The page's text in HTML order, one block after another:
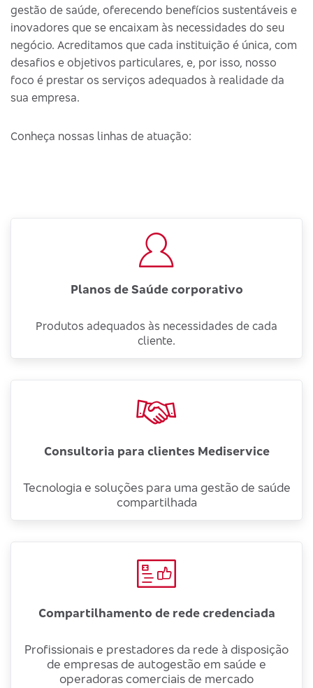
gestão de saúde, oferecendo benefícios sustentáveis e
inovadores que se encaixam às necessidades do seu
negócio. Acreditamos que cada instituição é única, com
desafios e objetivos particulares, e, por isso, nosso
foco é prestar os serviços adequados à realidade da
sua empresa.
Conheça nossas linhas de atuação:
Planos de Saúde corporativo
Produtos adequados às necessidades de cada
cliente.
Consultoria para clientes Mediservice
Tecnologia e soluções para uma gestão de saúde
compartilhada
Compartilhamento de rede credenciada
Profissionais e prestadores da rede à disposição
de empresas de autogestão em saúde e
operadoras comerciais de mercado